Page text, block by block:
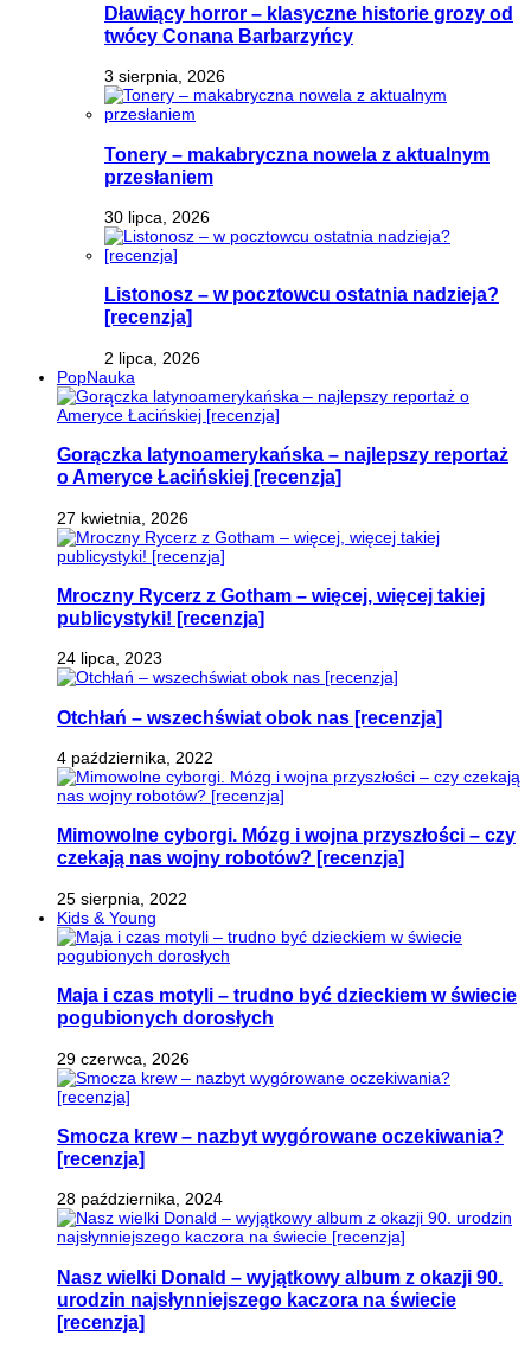
Dławiący horror – klasyczne historie grozy od
twócy Conana Barbarzyńcy
3 sierpnia, 2026
Tonery – makabryczna nowela z aktualnym
przesłaniem
30 lipca, 2026
Listonosz – w pocztowcu ostatnia nadzieja?
[recenzja]
2 lipca, 2026
PopNauka
Gorączka latynoamerykańska – najlepszy reportaż
o Ameryce Łacińskiej [recenzja]
27 kwietnia, 2026
Mroczny Rycerz z Gotham – więcej, więcej takiej
publicystyki! [recenzja]
24 lipca, 2023
Otchłań – wszechświat obok nas [recenzja]
4 października, 2022
Mimowolne cyborgi. Mózg i wojna przyszłości – czy
czekają nas wojny robotów? [recenzja]
25 sierpnia, 2022
Kids & Young
Maja i czas motyli – trudno być dzieckiem w świecie
pogubionych dorosłych
29 czerwca, 2026
Smocza krew – nazbyt wygórowane oczekiwania?
[recenzja]
28 października, 2024
Nasz wielki Donald – wyjątkowy album z okazji 90.
urodzin najsłynniejszego kaczora na świecie
[recenzja]